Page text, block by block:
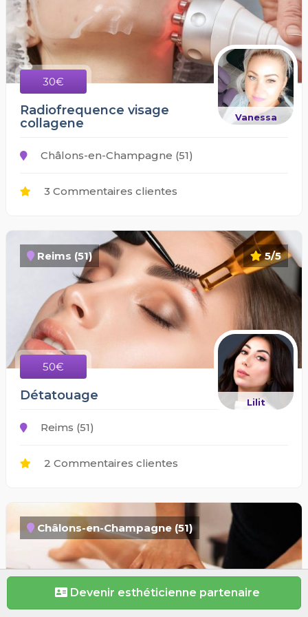
30€
Vanessa
Radiofrequence visage
collagene
Châlons-en-Champagne (51)
3 Commentaires clientes
5/5
Reims (51)
50€
Lilit
Détatouage
Reims (51)
2 Commentaires clientes
Châlons-en-Champagne (51)
Devenir esthéticienne partenaire